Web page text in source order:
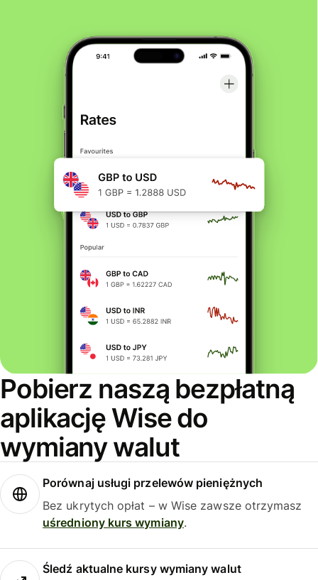
Pobierz naszą bezpłatną
aplikację Wise do
wymiany walut
Porównaj usługi przelewów pieniężnych
Bez ukrytych opłat – w Wise zawsze otrzymasz
uśredniony kurs wymiany.
Śledź aktualne kursy wymiany walut